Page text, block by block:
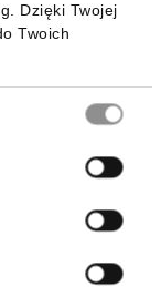
Dzięki Twojej
Twoich